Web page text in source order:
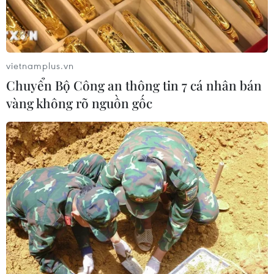
chủ 10 công nghệ lõi vào năm 2030
06/08/2026 04:38
CƠ QUAN CHỦ QUẢN: THÔNG TẤN XÃ VIỆT NAM
Tổng Biên tập: TRẦN TIẾN DUẨN
Phó Tổng Biên tập: NGUYỄN THỊ TÁM, KHÚC THANH
THỦY
Sở hữu trí tuệ
Quy định sử dụng
vietnamplus.vn
Chuyển Bộ Công an thông tin 7 cá nhân bán
vàng không rõ nguồn gốc